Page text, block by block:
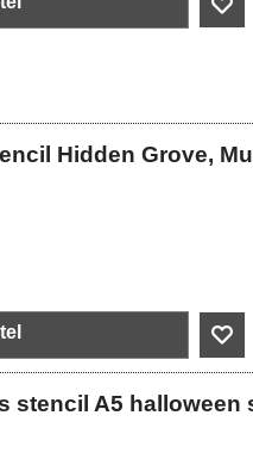
Hidden Grove,
stencil A5 halloween